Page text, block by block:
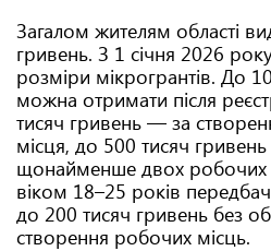
Загалом жителям області
гривень. З 1 січня 2026
розміри мікрогрантів. До
можна отримати після
тисяч гривень — за
місця, до 500 тисяч
щонайменше двох робочих
віком 18–25 років
до 200 тисяч гривень без
створення робочих місць.